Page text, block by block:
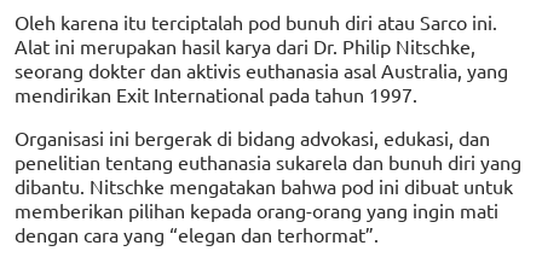
Oleh karena itu terciptalah pod bunuh diri atau Sarco ini.
Alat ini merupakan hasil karya dari Dr. Philip Nitschke,
seorang dokter dan aktivis euthanasia asal Australia, yang
mendirikan Exit International pada tahun 1997.
Organisasi ini bergerak di bidang advokasi, edukasi, dan
penelitian tentang euthanasia sukarela dan bunuh diri yang
dibantu. Nitschke mengatakan bahwa pod ini dibuat untuk
memberikan pilihan kepada orang-orang yang ingin mati
dengan cara yang “elegan dan terhormat”.